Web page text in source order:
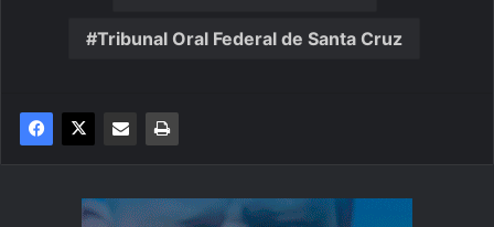
Tribunal Oral Federal de Santa Cruz